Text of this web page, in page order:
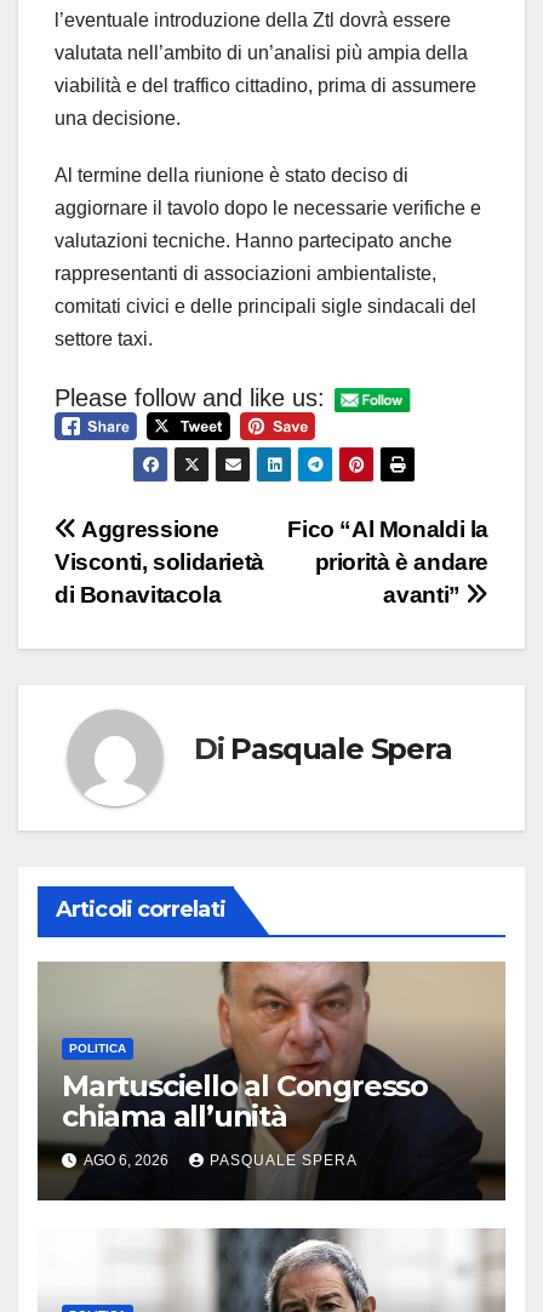
l’eventuale introduzione della Ztl dovrà essere
valutata nell’ambito di un’analisi più ampia della
viabilità e del traffico cittadino, prima di assumere
una decisione.
Al termine della riunione è stato deciso di
aggiornare il tavolo dopo le necessarie verifiche e
valutazioni tecniche. Hanno partecipato anche
rappresentanti di associazioni ambientaliste,
comitati civici e delle principali sigle sindacali del
settore taxi.
Please follow and like us:
Navigazione
articoli
Fico “Al Monaldi la
priorità è andare
avanti”
Aggressione
Visconti, solidarietà
di Bonavitacola
Di Pasquale Spera
Articoli correlati
POLITICA
Martusciello al Congresso
chiama all’unità
AGO 6, 2026 PASQUALE SPERA